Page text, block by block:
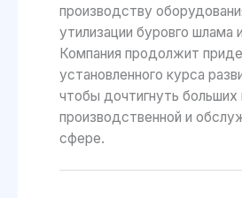
производству
утилизации буровго шлама
Компания продолжит
установленного курса
чтобы дочтигнуть больших
производственной и
сфере.